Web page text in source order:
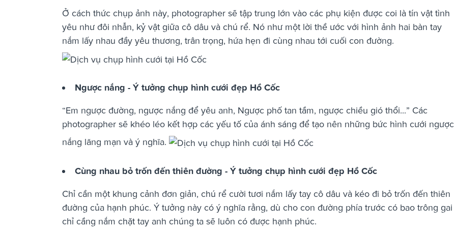
Ở cách thức chụp ảnh này, photographer sẽ tập trung lớn vào các phụ kiện được coi là tín vật tình
yêu như đôi nhẫn, kỷ vật giữa cô dâu và chú rể. Nó như một lời thề ước với hình ảnh hai bàn tay
nắm lấy nhau đầy yêu thương, trân trọng, hứa hẹn đi cùng nhau tới cuối con đường.
Ngược nắng - Ý tưởng chụp hình cưới đẹp Hồ Cốc
“Em ngược đường, ngược nắng để yêu anh, Ngược phố tan tầm, ngược chiều gió thổi...” Các
photographer sẽ khéo léo kết hợp các yếu tố của ánh sáng để tạo nên những bức hình cưới ngược
nắng lãng mạn và ý nghĩa.
Cùng nhau bỏ trốn đến thiên đường - Ý tưởng chụp hình cưới đẹp Hồ Cốc
Chỉ cần một khung cảnh đơn giản, chú rể cười tươi nắm lấy tay cô dâu và kéo đi bỏ trốn đến thiên
đường của hạnh phúc. Ý tưởng này có ý nghĩa rằng, dù cho con đường phía trước có bao trông gai
chỉ cầng nắm chặt tay anh chúng ta sẽ luôn có được hạnh phúc.